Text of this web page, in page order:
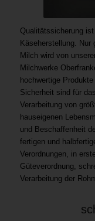
Qualitätssicherung
Käseherstellung. Nur
Milch wird von
Milchwerke
hochwertige
Sicherheit sind für
Verarbeitung von
hauseigenen
und Beschaffenheit
fertigen und
Verordnungen, in
Güteverordnung,
Verarbeitung der